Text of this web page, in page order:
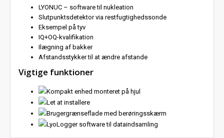
LYONUC – software til nukleation
Slutpunktsdetektor via restfugtighedssonde
Eksempel på tyv
IQ+OQ-kvalifikation
Ilægning af bakker
Afstandsstykker til at ændre afstande
Vigtige funktioner
Kompakt enhed monteret på hjul
Let at installere
Brugergrænseflade med berøringsskærm
LyoLogger software til dataindsamling